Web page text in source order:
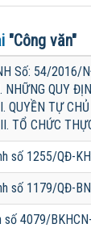
"Công văn"
Số: 54/2016/
NHỮNG QUY
QUYỀN TỰ
TỔ CHỨC
số 1255/QĐ-
số 1179/QĐ-
số 4079/